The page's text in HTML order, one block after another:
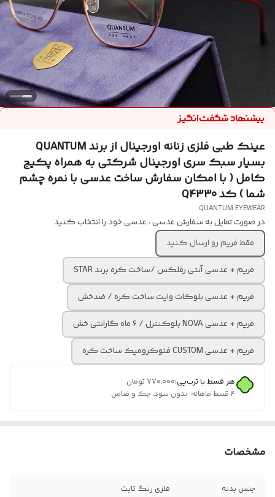
عینک طبی فلزی زنانه اورجینال از برند QUANTUM
بسیار سبک سری اورجینال شرکتی به همراه پکیج
کامل ( با امکان سفارش ساخت عدسی با نمره چشم
شما ) کد Q4330
QUANTUM EYEWEAR
در صورت تمایل به سفارش عدسی ، عدسی خود را انتخاب کنید
فقط فریم رو ارسال کنید
فریم + عدسی آنتی رفلکس /ساخت کره برند STAR
فریم + عدسی بلوکات وایت ساخت کره / ضدخش
فریم + عدسی NOVA بلوکنترل / ۶ ماه گارانتی خش
فریم + عدسی CUSTOM فتوکرومیک ساخت کره
هر قسط با ترب‌پی:۷۷۰٬۰۰۰تومان
۴ قسط ماهانه. بدون سود، چک و ضامن.
مشخصات
جنس بدنه فلزی رنگ ثابت